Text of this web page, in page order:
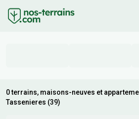
0 terrains, maisons-neuves et
Tassenieres (39)